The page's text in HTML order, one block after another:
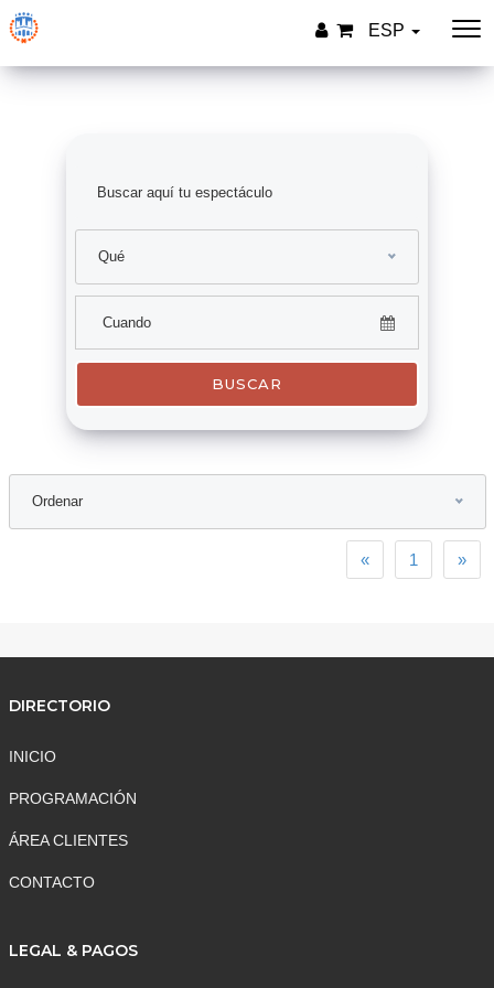
ESP
Qué
BUSCAR
Ordenar
«Previous
1 »
DIRECTORIO
INICIO
PROGRAMACIÓN
ÁREA CLIENTES
CONTACTO
LEGAL & PAGOS